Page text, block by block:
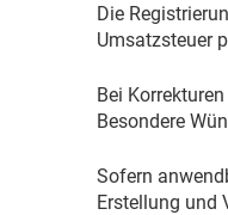
Die
Umsatzsteuer
Bei
Besondere
Sofern
Erstellung und